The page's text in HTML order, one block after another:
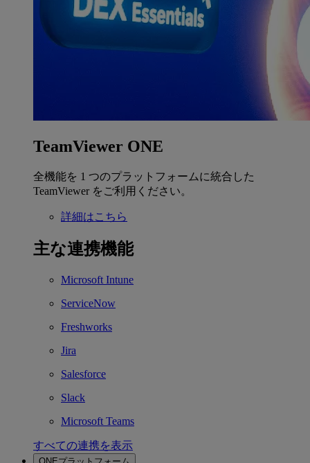
TeamViewer ONE
全機能を 1 つのプラットフォームに統合した
TeamViewer をご利用ください。
詳細はこちら
主な連携機能
Microsoft Intune
ServiceNow
Freshworks
Jira
Salesforce
Slack
Microsoft Teams
すべての連携を表示